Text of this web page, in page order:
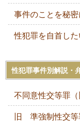
事件のことを秘
性犯罪を自首し
性犯罪事件別解説・
不同意性交等罪
旧 準強制性交等